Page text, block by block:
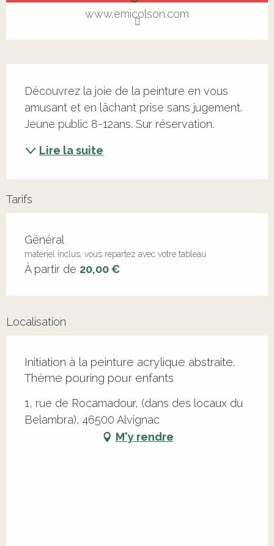
www.emicolson.com
Découvrez la joie de la peinture en vous
amusant et en lâchant prise sans jugement.
Jeune public 8-12ans. Sur réservation.
Lire la suite
Tarifs
Tarifs 2026
Général
matériel inclus, vous repartez avec votre tableau
À partir de 20,00 €
Localisation
Initiation à la peinture acrylique abstraite.
Thème pouring pour enfants
1, rue de Rocamadour, (dans des locaux du
Belambra), 46500 Alvignac
M'y rendre